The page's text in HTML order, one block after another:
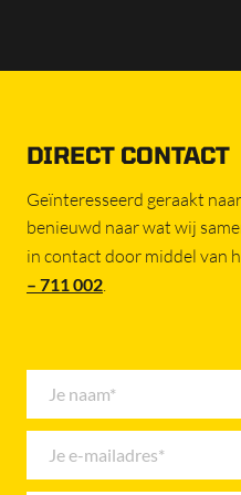
DIRECT CONTACT
Geïnteresseerd geraakt
benieuwd naar wat wij
in contact door middel van
– 711 002